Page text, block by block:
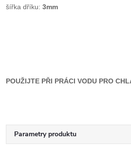
šířka dříku: 3mm
POUŽIJTE PŘI PRÁCI VODU PRO
Parametry produktu